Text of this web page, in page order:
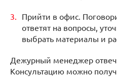
Прийти в офис.
ответят на вопросы,
выбрать материалы и
Дежурный менеджер
Консультацию можно